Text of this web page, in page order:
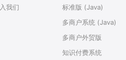
我们
标准版 (Java)
多商户系统 (Java)
多商户外贸版
知识付费系统